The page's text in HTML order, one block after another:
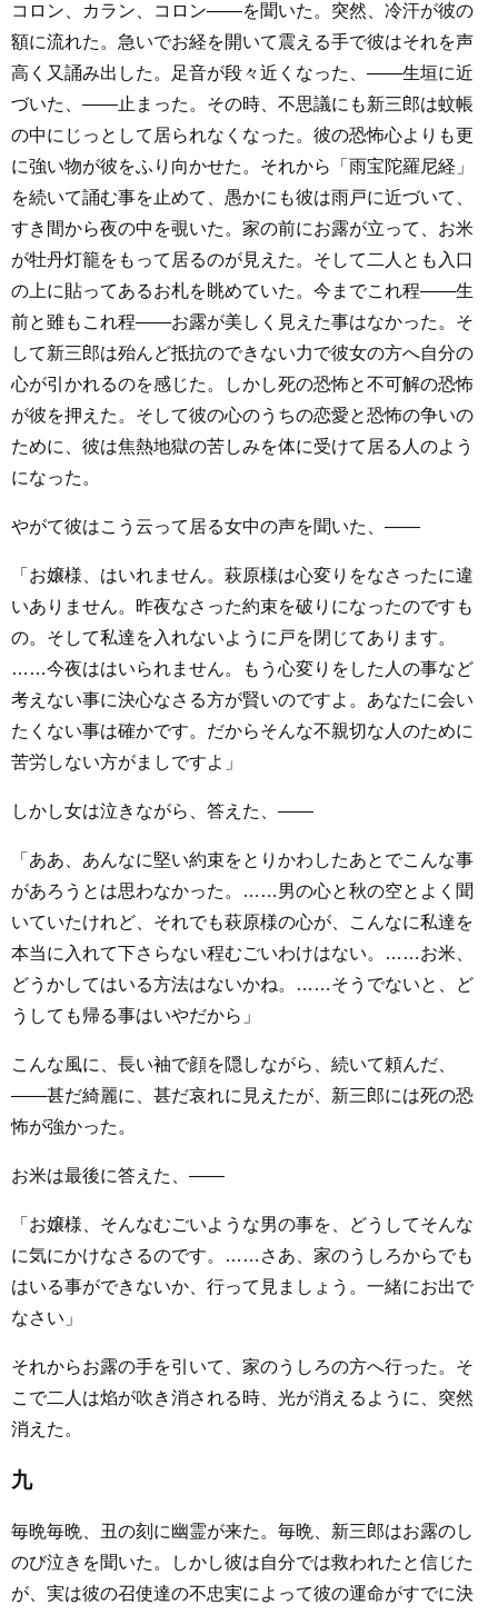
コロン、カラン、コロン――を聞いた。突然、冷汗が彼の
額に流れた。急いでお経を開いて震える手で彼はそれを声
高く又誦み出した。足音が段々近くなった、――生垣に近
づいた、――止まった。その時、不思議にも新三郎は蚊帳
の中にじっとして居られなくなった。彼の恐怖心よりも更
に強い物が彼をふり向かせた。それから「雨宝陀羅尼経」
を続いて誦む事を止めて、愚かにも彼は雨戸に近づいて、
すき間から夜の中を覗いた。家の前にお露が立って、お米
が牡丹灯籠をもって居るのが見えた。そして二人とも入口
の上に貼ってあるお札を眺めていた。今までこれ程――生
前と雖もこれ程――お露が美しく見えた事はなかった。そ
して新三郎は殆んど抵抗のできない力で彼女の方へ自分の
心が引かれるのを感じた。しかし死の恐怖と不可解の恐怖
が彼を押えた。そして彼の心のうちの恋愛と恐怖の争いの
ために、彼は焦熱地獄の苦しみを体に受けて居る人のよう
になった。
やがて彼はこう云って居る女中の声を聞いた、――
「お嬢様、はいれません。萩原様は心変りをなさったに違
いありません。昨夜なさった約束を破りになったのですも
の。そして私達を入れないように戸を閉じてあります。
……今夜ははいられません。もう心変りをした人の事など
考えない事に決心なさる方が賢いのですよ。あなたに会い
たくない事は確かです。だからそんな不親切な人のために
苦労しない方がましですよ」
しかし女は泣きながら、答えた、――
「ああ、あんなに堅い約束をとりかわしたあとでこんな事
があろうとは思わなかった。……男の心と秋の空とよく聞
いていたけれど、それでも萩原様の心が、こんなに私達を
本当に入れて下さらない程むごいわけはない。……お米、
どうかしてはいる方法はないかね。……そうでないと、ど
うしても帰る事はいやだから」
こんな風に、長い袖で顔を隠しながら、続いて頼んだ、
――甚だ綺麗に、甚だ哀れに見えたが、新三郎には死の恐
怖が強かった。
お米は最後に答えた、――
「お嬢様、そんなむごいような男の事を、どうしてそんな
に気にかけなさるのです。……さあ、家のうしろからでも
はいる事ができないか、行って見ましょう。一緒にお出で
なさい」
それからお露の手を引いて、家のうしろの方へ行った。そ
こで二人は焰が吹き消される時、光が消えるように、突然
消えた。
九
毎晩毎晩、丑の刻に幽霊が来た。毎晩、新三郎はお露のし
のび泣きを聞いた。しかし彼は自分では救われたと信じた
が、実は彼の召使達の不忠実によって彼の運命がすでに決